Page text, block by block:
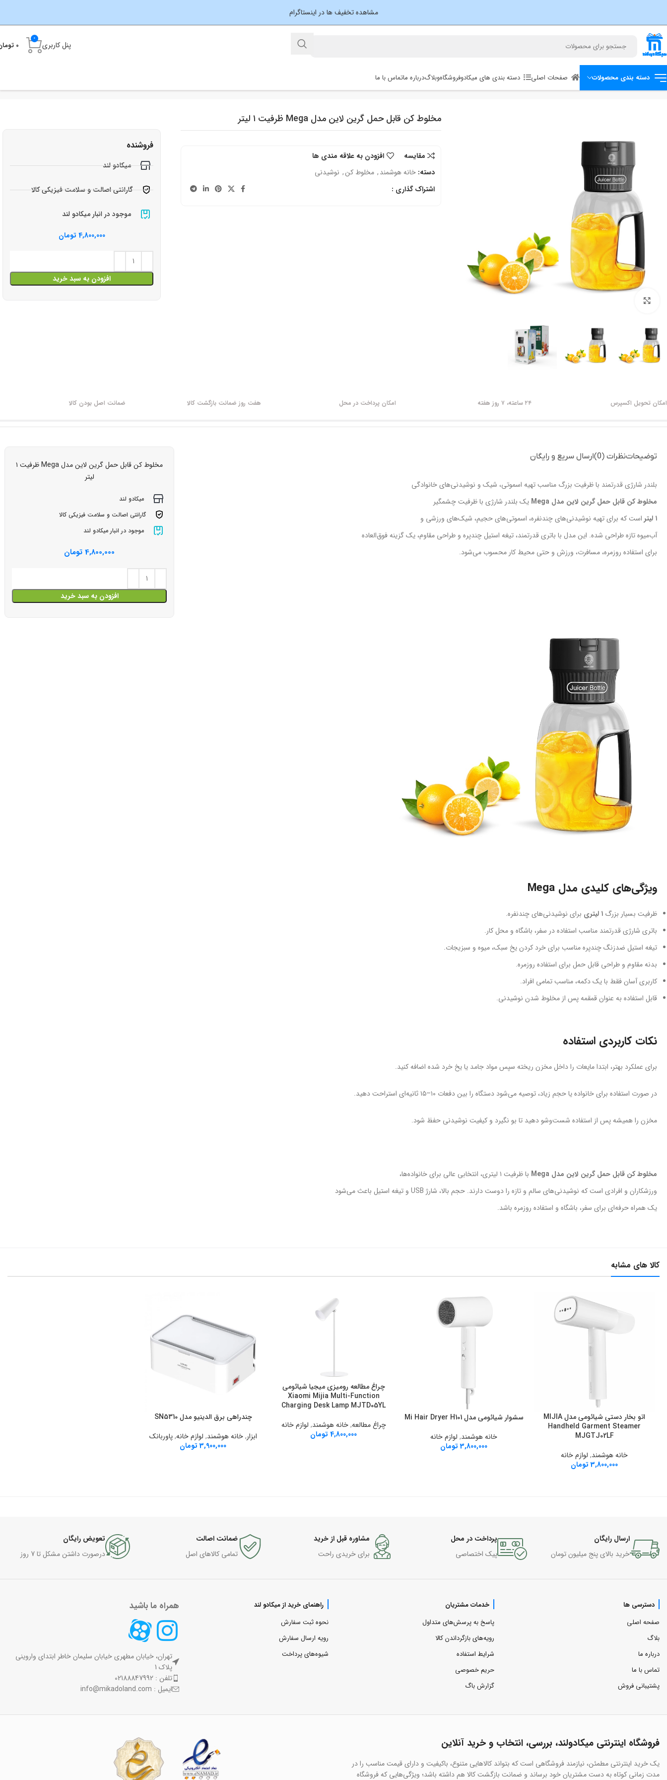
مشاهده تخفیف ها در اینستاگرام
پنل کاربری
0
0
دسته بندی محصولات صفحات اصلی دسته بندی های میکادوفروشگاهوبلاگدرباره ماتماس با ما
خانه هوشمند مخلوط کن قابل حمل گرین لاین مدل Mega ظرفیت ۱ لیتر
مخلوط کن قابل حمل گرین لاین مدل Mega ظرفیت ۱ لیتر
مقایسه
افزودن به علاقه مندی ها
دسته: خانه هوشمند, مخلوط کن, نوشیدنی
اشتراک گذاری :
فروشنده
میکادو لند
گارانتی اصالت و سلامت فیزیکی کالا
موجود در انبار میکادو لند
4,800,000 تومان
افزودن به سبد خرید
امکان تحویل اکسپرس ۲۴ ساعته، ۷ روز هفته امکان پرداخت در محل هفت روز ضمانت بازگشت کالا ضمانت اصل بودن کالا
توضیحاتنظرات (0) ارسال سریع و رایگان
بلندر شارژی قدرتمند با ظرفیت بزرگ مناسب تهیه اسموتی، شیک و نوشیدنی‌های خانوادگی
مخلوط کن قابل حمل گرین لاین مدل Mega
یک بلندر شارژی با ظرفیت چشمگیر
۱ لیتر
است که برای تهیه نوشیدنی‌های چندنفره، اسموتی‌های حجیم، شیک‌های ورزشی و
آب‌میوه تازه طراحی شده. این مدل با باتری قدرتمند، تیغه استیل چندپره و طراحی مقاوم، یک گزینه فوق‌العاده
برای استفاده روزمره، مسافرت، ورزش و حتی محیط کار محسوب می‌شود.
ویژگی‌های کلیدی مدل Mega
ظرفیت بسیار بزرگ ۱ لیتری
برای نوشیدنی‌های چندنفره.
باتری شارژی قدرتمند مناسب استفاده در سفر، باشگاه و محل کار.
تیغه استیل ضدزنگ چندپره مناسب برای خرد کردن یخ سبک، میوه و سبزیجات.
بدنه مقاوم و طراحی قابل حمل برای استفاده روزمره.
کاربری آسان فقط با یک دکمه، مناسب تمامی افراد.
قابل استفاده به عنوان قمقمه پس از مخلوط شدن نوشیدنی.
نکات کاربردی استفاده
برای عملکرد بهتر، ابتدا مایعات را داخل مخزن ریخته سپس مواد جامد یا یخ خرد شده اضافه کنید.
در صورت استفاده برای خانواده یا حجم زیاد، توصیه می‌شود دستگاه را بین دفعات ۱۰–۱۵ ثانیه‌ای استراحت دهید.
مخزن را همیشه پس از استفاده شست‌وشو دهید تا بو نگیرد و کیفیت نوشیدنی حفظ شود.
مخلوط کن قابل حمل گرین لاین مدل Mega
با ظرفیت ۱ لیتری، انتخابی عالی برای خانواده‌ها،
ورزشکاران و افرادی است که نوشیدنی‌های سالم و تازه را دوست دارند. حجم بالا، شارژ USB و تیغه استیل باعث می‌شود
یک همراه حرفه‌ای برای سفر، باشگاه و استفاده روزمره باشد.
مخلوط کن قابل حمل گرین لاین مدل Mega ظرفیت ۱
لیتر
میکادو لند
گارانتی اصالت و سلامت فیزیکی کالا
موجود در انبار میکادو لند
4,800,000 تومان
افزودن به سبد خرید
کالا های مشابه
افزودن به سبد خرید
اتو بخار دستی شیائومی مدل MIJIA
Handheld Garment Steamer
MJGTJ02LF
خانه هوشمند, لوازم خانه
3,800,000 تومان
افزودن به سبد خرید
سشوار شیائومی مدل Mi Hair Dryer H101
خانه هوشمند, لوازم خانه
3,800,000 تومان
افزودن به سبد خرید
چراغ مطالعه رومیزی میجیا شیائومی
Xiaomi Mijia Multi-Function
Charging Desk Lamp MJTD05YL
چراغ مطالعه,خانه هوشمند, لوازم خانه
4,800,000 تومان
افزودن به سبد خرید
چندراهی برق الدینیو مدل SN5310
ابزار,خانه هوشمند, لوازم خانه,پاوربانک
3,900,000 تومان
ارسال رایگان
خرید بالای پنج میلیون تومان
پرداخت در محل
پیک اختصاصی
مشاوره قبل از خرید
برای خریدی راحت
ضمانت اصالت
تمامی کالاهای اصل
تعویض رایگان
درصورت داشتن مشکل تا 7 روز
دسترسی ها
صفحه اصلی
بلاگ
درباره ما
تماس با ما
پشتیبانی فروش
خدمات مشتریان
پاسخ به پرسش‌های متداول
رویه‌های بازگرداندن کالا
شرایط استفاده
حریم خصوصی
گزارش باگ
راهنمای خرید از میکادو لند
نحوه ثبت سفارش
رویه ارسال سفارش
شیوه‌های پرداخت
همراه ما باشید
تهران، خیابان مطهری خیابان سلیمان خاطر ابتدای واروینی
پلاک 1
تلفن : 02188847992
ایمیل : info@mikadoland.com
فروشگاه اینترنتی میکادولند، بررسی، انتخاب و خرید آنلاین
یک خرید اینترنتی مطمئن، نیازمند فروشگاهی است که بتواند کالاهایی متنوع، باکیفیت و دارای قیمت مناسب را در
مدت زمانی کوتاه به دست مشتریان خود برساند و ضمانت بازگشت کالا هم داشته باشد؛ ویژگی‌هایی که فروشگاه